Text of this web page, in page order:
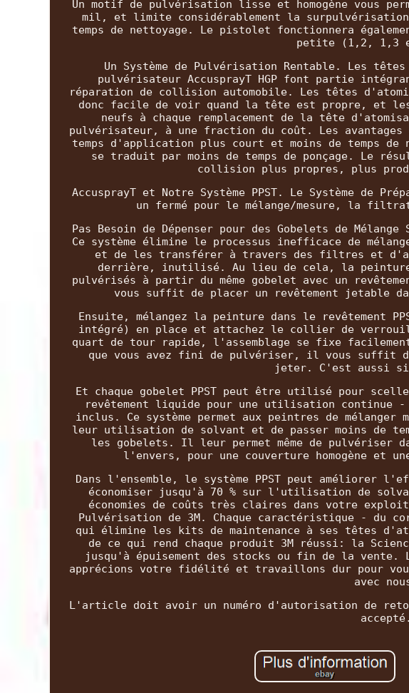
Un motif de pulvérisation lisse et homogène vous
mil, et limite considérablement la
temps de nettoyage. Le pistolet fonctionnera
petite (1,2, 1,3
Un Système de Pulvérisation Rentable. Les
pulvérisateur AccusprayT HGP font partie
réparation de collision automobile. Les têtes
donc facile de voir quand la tête est propre, et
neufs à chaque remplacement de la tête
pulvérisateur, à une fraction du coût. Les avantages
temps d'application plus court et moins de temps
se traduit par moins de temps de ponçage. Le
collision plus propres, plus
AccusprayT et Notre Système PPST. Le Système de
un fermé pour le mélange/mesure, la
Pas Besoin de Dépenser pour des Gobelets de
Ce système élimine le processus inefficace de
et de les transférer à travers des filtres et
derrière, inutilisé. Au lieu de cela, la peinture
pulvérisés à partir du même gobelet avec un
vous suffit de placer un revêtement jetable
Ensuite, mélangez la peinture dans le revêtement
intégré) en place et attachez le collier de
quart de tour rapide, l'assemblage se fixe
que vous avez fini de pulvériser, il vous suffit
jeter. C'est aussi
Et chaque gobelet PPST peut être utilisé pour
revêtement liquide pour une utilisation
inclus. Ce système permet aux peintres de mélanger
leur utilisation de solvant et de passer moins de
les gobelets. Il leur permet même de pulvériser
l'envers, pour une couverture homogène et
Dans l'ensemble, le système PPST peut améliorer
économiser jusqu'à 70 % sur l'utilisation de
économies de coûts très claires dans votre
Pulvérisation de 3M. Chaque caractéristique - du
qui élimine les kits de maintenance à ses têtes
de ce qui rend chaque produit 3M réussi: la
jusqu'à épuisement des stocks ou fin de la vente.
apprécions votre fidélité et travaillons dur pour
avec
L'article doit avoir un numéro d'autorisation de
accepté.